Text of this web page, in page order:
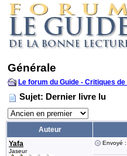
Générale
Le forum du Guide - Critiques
Sujet: Dernier livre lu
Auteur
Yafa
Jaseur
Envoyé